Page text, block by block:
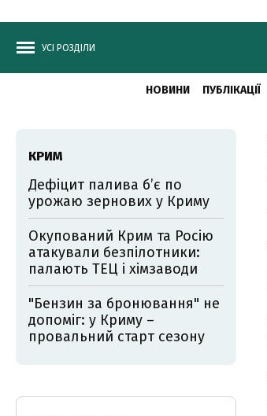
УСІ РОЗДІЛИ
НОВИНИ ПУБЛІКАЦІЇ
КРИМ
Дефіцит палива б’є по
урожаю зернових у Криму
Окупований Крим та Росію
атакували безпілотники:
палають ТЕЦ і хімзаводи
"Бензин за бронювання" не
допоміг: у Криму –
провальний старт сезону